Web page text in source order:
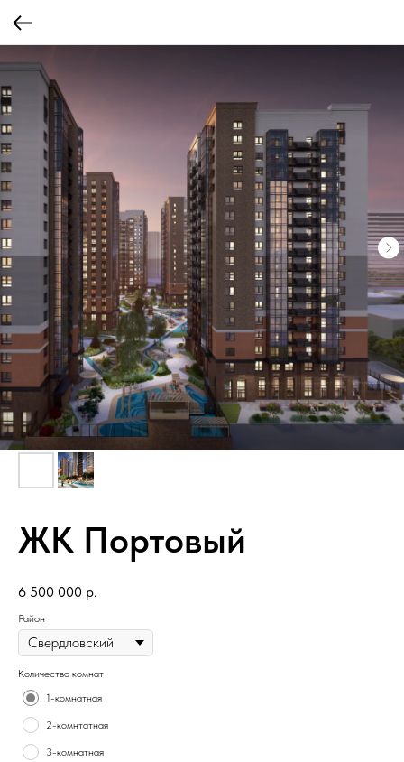
ЖК Портовый
6 500 000 р.
Район
Количество комнат
1-комнатная
2-комнтатная
3-комнатная